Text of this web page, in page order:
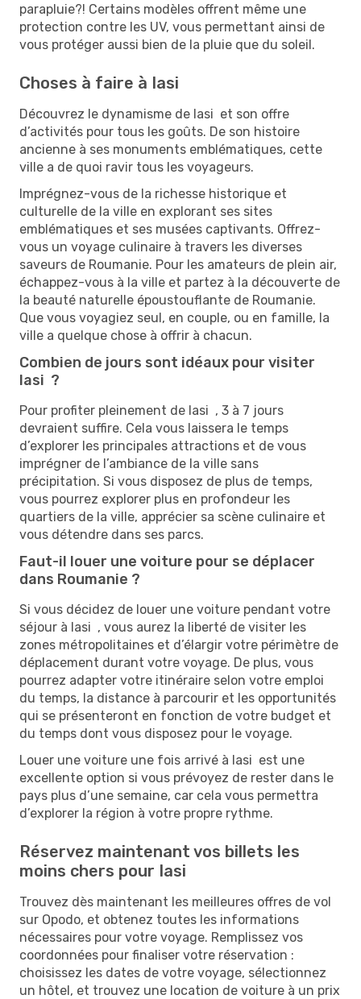
parapluie?! Certains modèles offrent même une
protection contre les UV, vous permettant ainsi de
vous protéger aussi bien de la pluie que du soleil.
Choses à faire à Iasi
Découvrez le dynamisme de Iasi et son offre
d’activités pour tous les goûts. De son histoire
ancienne à ses monuments emblématiques, cette
ville a de quoi ravir tous les voyageurs.
Imprégnez-vous de la richesse historique et
culturelle de la ville en explorant ses sites
emblématiques et ses musées captivants. Offrez-
vous un voyage culinaire à travers les diverses
saveurs de Roumanie. Pour les amateurs de plein air,
échappez-vous à la ville et partez à la découverte de
la beauté naturelle époustouflante de Roumanie.
Que vous voyagiez seul, en couple, ou en famille, la
ville a quelque chose à offrir à chacun.
Combien de jours sont idéaux pour visiter
Iasi ?
Pour profiter pleinement de Iasi , 3 à 7 jours
devraient suffire. Cela vous laissera le temps
d’explorer les principales attractions et de vous
imprégner de l’ambiance de la ville sans
précipitation. Si vous disposez de plus de temps,
vous pourrez explorer plus en profondeur les
quartiers de la ville, apprécier sa scène culinaire et
vous détendre dans ses parcs.
Faut-il louer une voiture pour se déplacer
dans Roumanie ?
Si vous décidez de louer une voiture pendant votre
séjour à Iasi , vous aurez la liberté de visiter les
zones métropolitaines et d’élargir votre périmètre de
déplacement durant votre voyage. De plus, vous
pourrez adapter votre itinéraire selon votre emploi
du temps, la distance à parcourir et les opportunités
qui se présenteront en fonction de votre budget et
du temps dont vous disposez pour le voyage.
Louer une voiture une fois arrivé à Iasi est une
excellente option si vous prévoyez de rester dans le
pays plus d’une semaine, car cela vous permettra
d’explorer la région à votre propre rythme.
Réservez maintenant vos billets les
moins chers pour Iasi
Trouvez dès maintenant les meilleures offres de vol
sur Opodo, et obtenez toutes les informations
nécessaires pour votre voyage. Remplissez vos
coordonnées pour finaliser votre réservation :
choisissez les dates de votre voyage, sélectionnez
un hôtel, et trouvez une location de voiture à un prix